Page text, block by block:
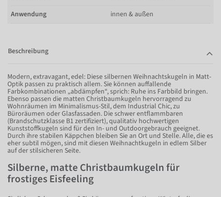
Anwendung
innen & außen
Beschreibung
Modern, extravagant, edel: Diese silbernen Weihnachtskugeln in Matt-
Optik passen zu praktisch allem. Sie können auffallende
Farbkombinationen „abdämpfen“, sprich: Ruhe ins Farbbild bringen.
Ebenso passen die matten Christbaumkugeln hervorragend zu
Wohnräumen im Minimalismus-Stil, dem Industrial Chic, zu
Büroräumen oder Glasfassaden. Die schwer entflammbaren
(Brandschutzklasse B1 zertifiziert), qualitativ hochwertigen
Kunststoffkugeln sind für den In- und Outdoorgebrauch geeignet.
Durch ihre stabilen Käppchen bleiben Sie an Ort und Stelle. Alle, die es
eher subtil mögen, sind mit diesen Weihnachtkugeln in edlem Silber
auf der stilsicheren Seite.
Silberne, matte Christbaumkugeln für
frostiges Eisfeeling